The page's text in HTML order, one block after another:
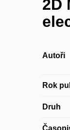
2D
Autoři
Rok
Druh